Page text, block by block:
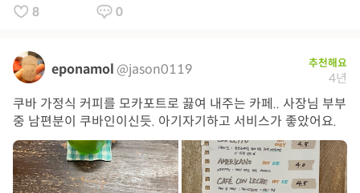
8 0
eponamol @jason0119 추천해요
4년
쿠바 가정식 커피를 모카포트로 끓여 내주는 카페.. 사장님 부부
중 남편분이 쿠바인이신듯. 아기자기하고 서비스가 좋았어요.